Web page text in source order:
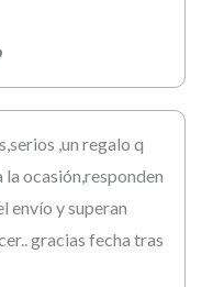
,un regalo q
la ocasión,responden
envío y superan
gracias fecha tras